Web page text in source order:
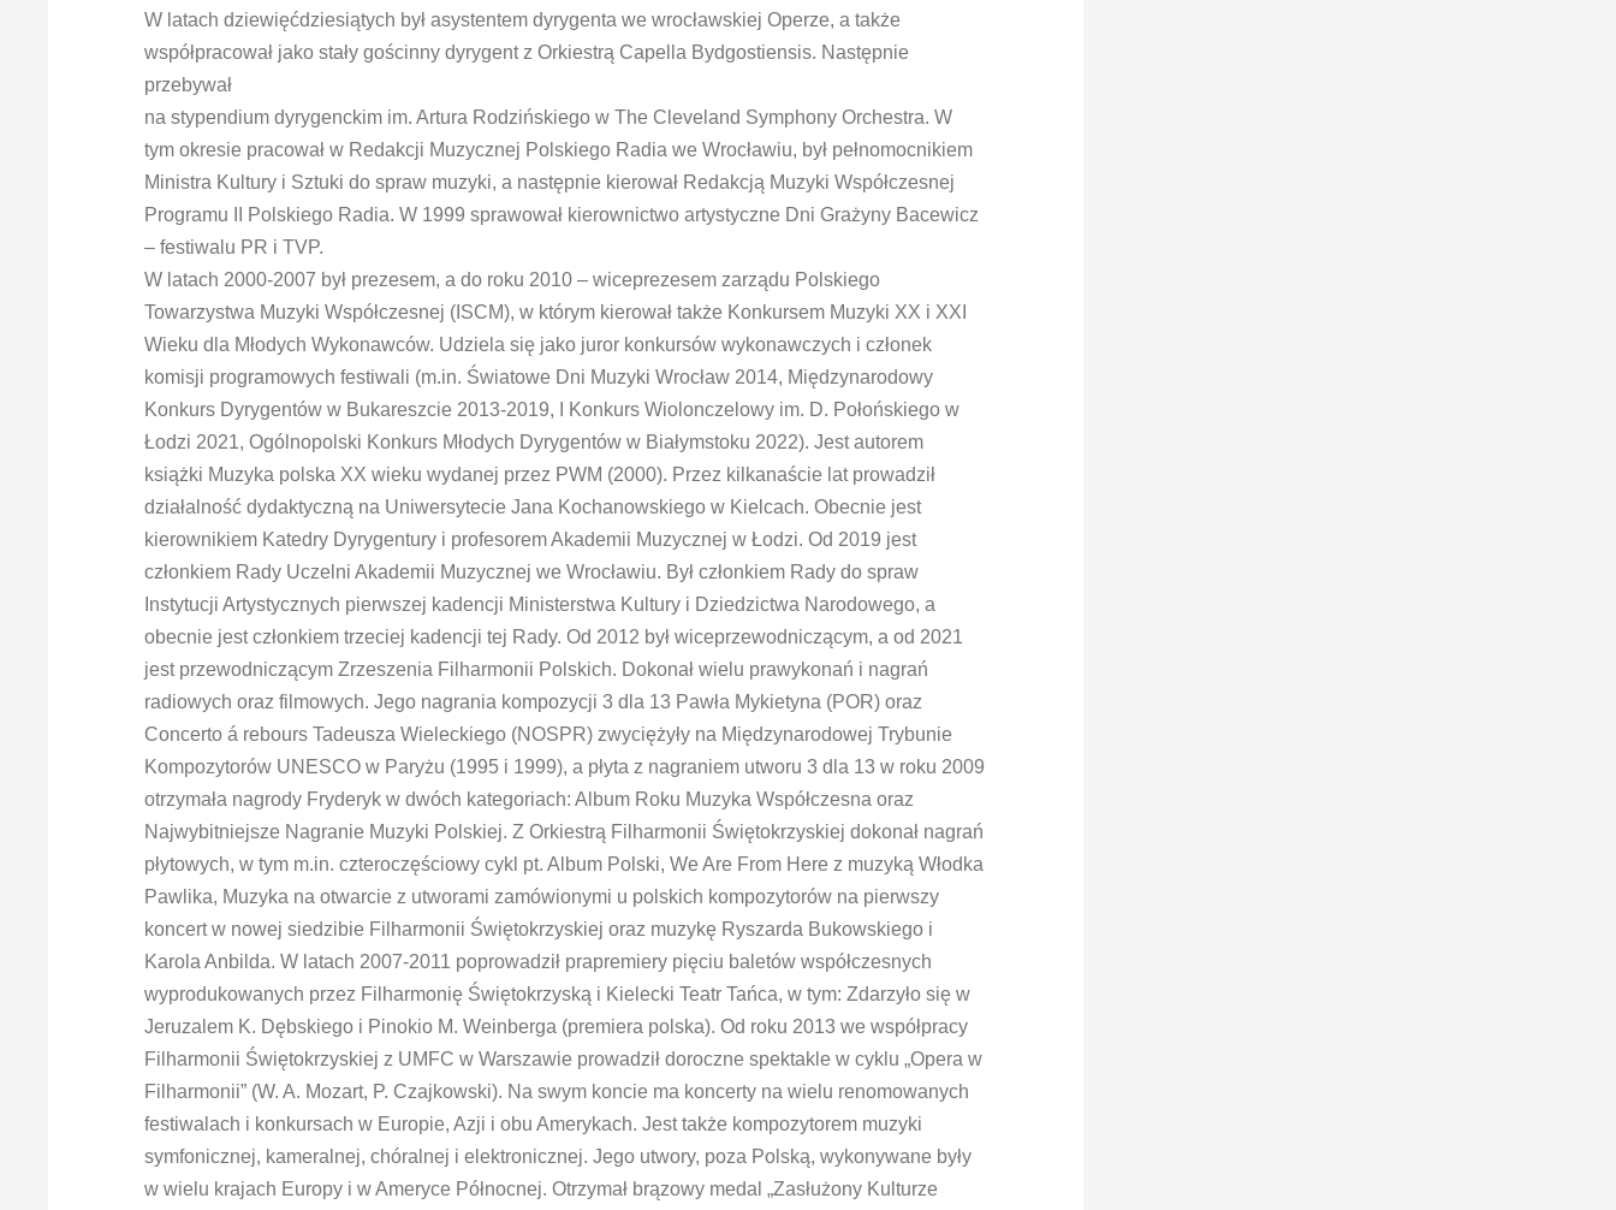
W latach dziewięćdziesiątych był asystentem dyrygenta we wrocławskiej Operze, a także
współpracował jako stały gościnny dyrygent z Orkiestrą Capella Bydgostiensis. Następnie
przebywał
na stypendium dyrygenckim im. Artura Rodzińskiego w The Cleveland Symphony Orchestra. W
tym okresie pracował w Redakcji Muzycznej Polskiego Radia we Wrocławiu, był pełnomocnikiem
Ministra Kultury i Sztuki do spraw muzyki, a następnie kierował Redakcją Muzyki Współczesnej
Programu II Polskiego Radia. W 1999 sprawował kierownictwo artystyczne Dni Grażyny Bacewicz
– festiwalu PR i TVP.
W latach 2000-2007 był prezesem, a do roku 2010 – wiceprezesem zarządu Polskiego
Towarzystwa Muzyki Współczesnej (ISCM), w którym kierował także Konkursem Muzyki XX i XXI
Wieku dla Młodych Wykonawców. Udziela się jako juror konkursów wykonawczych i członek
komisji programowych festiwali (m.in. Światowe Dni Muzyki Wrocław 2014, Międzynarodowy
Konkurs Dyrygentów w Bukareszcie 2013-2019, I Konkurs Wiolonczelowy im. D. Połońskiego w
Łodzi 2021, Ogólnopolski Konkurs Młodych Dyrygentów w Białymstoku 2022). Jest autorem
książki Muzyka polska XX wieku wydanej przez PWM (2000). Przez kilkanaście lat prowadził
działalność dydaktyczną na Uniwersytecie Jana Kochanowskiego w Kielcach. Obecnie jest
kierownikiem Katedry Dyrygentury i profesorem Akademii Muzycznej w Łodzi. Od 2019 jest
członkiem Rady Uczelni Akademii Muzycznej we Wrocławiu. Był członkiem Rady do spraw
Instytucji Artystycznych pierwszej kadencji Ministerstwa Kultury i Dziedzictwa Narodowego, a
obecnie jest członkiem trzeciej kadencji tej Rady. Od 2012 był wiceprzewodniczącym, a od 2021
jest przewodniczącym Zrzeszenia Filharmonii Polskich. Dokonał wielu prawykonań i nagrań
radiowych oraz filmowych. Jego nagrania kompozycji 3 dla 13 Pawła Mykietyna (POR) oraz
Concerto á rebours Tadeusza Wieleckiego (NOSPR) zwyciężyły na Międzynarodowej Trybunie
Kompozytorów UNESCO w Paryżu (1995 i 1999), a płyta z nagraniem utworu 3 dla 13 w roku 2009
otrzymała nagrody Fryderyk w dwóch kategoriach: Album Roku Muzyka Współczesna oraz
Najwybitniejsze Nagranie Muzyki Polskiej. Z Orkiestrą Filharmonii Świętokrzyskiej dokonał nagrań
płytowych, w tym m.in. czteroczęściowy cykl pt. Album Polski, We Are From Here z muzyką Włodka
Pawlika, Muzyka na otwarcie z utworami zamówionymi u polskich kompozytorów na pierwszy
koncert w nowej siedzibie Filharmonii Świętokrzyskiej oraz muzykę Ryszarda Bukowskiego i
Karola Anbilda. W latach 2007-2011 poprowadził prapremiery pięciu baletów współczesnych
wyprodukowanych przez Filharmonię Świętokrzyską i Kielecki Teatr Tańca, w tym: Zdarzyło się w
Jeruzalem K. Dębskiego i Pinokio M. Weinberga (premiera polska). Od roku 2013 we współpracy
Filharmonii Świętokrzyskiej z UMFC w Warszawie prowadził doroczne spektakle w cyklu „Opera w
Filharmonii” (W. A. Mozart, P. Czajkowski). Na swym koncie ma koncerty na wielu renomowanych
festiwalach i konkursach w Europie, Azji i obu Amerykach. Jest także kompozytorem muzyki
symfonicznej, kameralnej, chóralnej i elektronicznej. Jego utwory, poza Polską, wykonywane były
w wielu krajach Europy i w Ameryce Północnej. Otrzymał brązowy medal „Zasłużony Kulturze